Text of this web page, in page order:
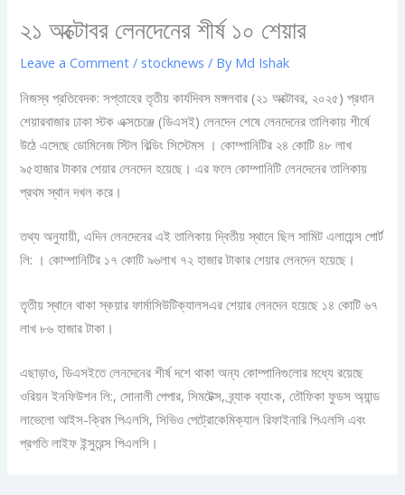
২১ অক্টোবর লেনদেনের শীর্ষ ১০ শেয়ার
Leave a Comment / stocknews / By Md Ishak
নিজস্ব প্রতিবেদক: সপ্তাহের তৃতীয় কার্যদিবস মঙ্গলবার (২১ অক্টোবর, ২০২৫) প্রধান
শেয়ারবাজার ঢাকা স্টক এক্সচেঞ্জে (ডিএসই) লেনদেন শেষে লেনদেনের তালিকায় শীর্ষে
উঠে এসেছে ডোমিনেজ স্টিল বিল্ডিং সিস্টেমস । কোম্পানিটির ২৪ কোটি ৪৮ লাখ
৯৫হাজার টাকার শেয়ার লেনদেন হয়েছে। এর ফলে কোম্পানিটি লেনদেনের তালিকায়
প্রথম স্থান দখল করে।
তথ্য অনুযায়ী, এদিন লেনদেনের এই তালিকায় দ্বিতীয় স্থানে ছিল সামিট এলায়েন্স পোর্ট
লি: । কোম্পানিটির ১৭ কোটি ৯৬লাখ ৭২ হাজার টাকার শেয়ার লেনদেন হয়েছে।
তৃতীয় স্থানে থাকা স্কয়ার ফার্মাসিউটিক্যালসএর শেয়ার লেনদেন হয়েছে ১৪ কোটি ৬৭
লাখ ৮৬ হাজার টাকা।
এছাড়াও, ডিএসইতে লেনদেনের শীর্ষ দশে থাকা অন্য কোম্পানিগুলোর মধ্যে রয়েছে
ওরিয়ন ইনফিউশন লি:, সোনালী পেপার, সিমটেক্স, ব্র্যাক ব্যাংক, তৌফিকা ফুডস অ্যান্ড
লাভেলো আইস-ক্রিম পিএলসি, সিভিও পেট্রোকেমিক্যাল রিফাইনারি পিএলসি এবং
প্রগতি লাইফ ইন্সুরেন্স পিএলসি।